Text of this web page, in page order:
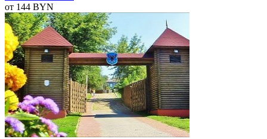
от 144 BYN